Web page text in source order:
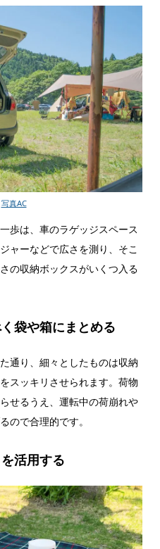
写真AC
歩は、車のラゲッジスペース
ャーなどで広さを測り、そこ
の収納ボックスがいくつ入る
袋や箱にまとめる
通り、細々としたものは収納
スッキリさせられます。荷物
せるうえ、運転中の荷崩れや
ので合理的です。
活用する